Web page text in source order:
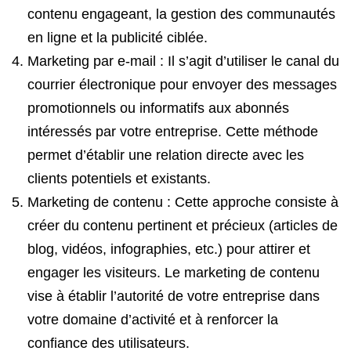
contenu engageant, la gestion des communautés
en ligne et la publicité ciblée.
Marketing par e-mail : Il s’agit d’utiliser le canal du
courrier électronique pour envoyer des messages
promotionnels ou informatifs aux abonnés
intéressés par votre entreprise. Cette méthode
permet d’établir une relation directe avec les
clients potentiels et existants.
Marketing de contenu : Cette approche consiste à
créer du contenu pertinent et précieux (articles de
blog, vidéos, infographies, etc.) pour attirer et
engager les visiteurs. Le marketing de contenu
vise à établir l’autorité de votre entreprise dans
votre domaine d’activité et à renforcer la
confiance des utilisateurs.